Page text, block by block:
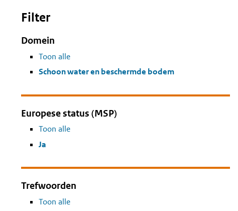
Filter
Domein
Toon alle
Schoon water en beschermde bodem
Europese status (MSP)
Toon alle
Ja
Trefwoorden
Toon alle